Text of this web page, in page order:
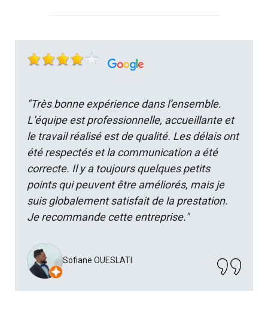
"Très bonne expérience dans l’ensemble.
L’équipe est professionnelle, accueillante et
le travail réalisé est de qualité. Les délais ont
été respectés et la communication a été
correcte. Il y a toujours quelques petits
points qui peuvent être améliorés, mais je
suis globalement satisfait de la prestation.
Je recommande cette entreprise."
Sofiane OUESLATI